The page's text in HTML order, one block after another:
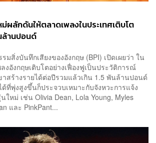
ผลักดันให้ตลาดเพลงในประเทศเติบโต
ล้านปอนด์
มสิ่งบันทึกเสียงของอังกฤษ (BPI) เปิดเผยว่า ใน
งอังกฤษเติบโตอย่างเฟื่องฟูเป็นประวัติการณ์
สร้างรายได้ต่อปีรวมแล้วเกิน 1.5 พันล้านปอนด์
ด้ที่พุ่งสูงขึ้นก็ประจวบเหมาะกับจังหวะการแจ้ง
ใหม่ เช่น Olivia Dean, Lola Young, Myles
และ PinkPant...